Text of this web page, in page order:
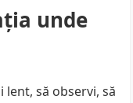
unde
să observi, să